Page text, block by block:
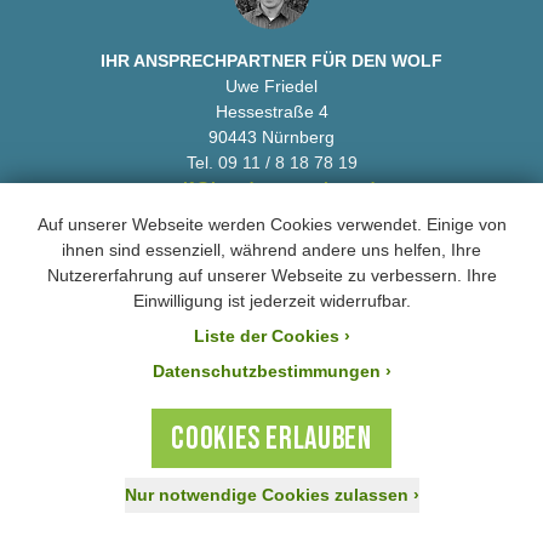
Auf unserer Webseite werden Cookies verwendet. Einige von
ihnen sind essenziell, während andere uns helfen, Ihre
Nutzererfahrung auf unserer Webseite zu verbessern. Ihre
Einwilligung ist jederzeit widerrufbar.
Liste der Cookies ›
Datenschutzbestimmungen ›
COOKIES ERLAUBEN
Nur notwendige Cookies zulassen ›
IHR ANSPRECHPARTNER FÜR DEN WOLF
Uwe Friedel
Hessestraße 4
90443 Nürnberg
Tel. 09 11 / 8 18 78 19
wolf@bund-naturschutz.de
AKTUELLE MELDUNGEN
Stillstand beim Wachstum des Wolfsbestandes